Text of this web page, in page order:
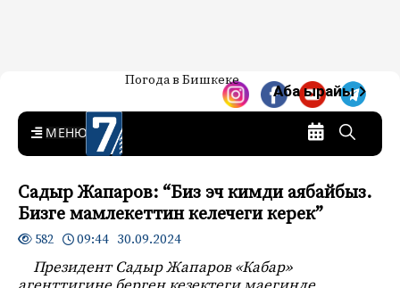
7-канал. Жаңылыктар —
Кыргызстан
Жаңылыктар — Кыргызстан
Погода в Бишкеке
Аба ырайы
MENU
Садыр Жапаров: “Биз эч кимди аябайбыз.
Бизге мамлекеттин келечеги керек”
582 09:44 30.09.2024
Президент Садыр Жапаров «Кабар»